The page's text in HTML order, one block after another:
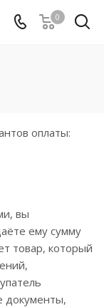
0
оплаты:
вы
ему сумму
товар, который
документы,